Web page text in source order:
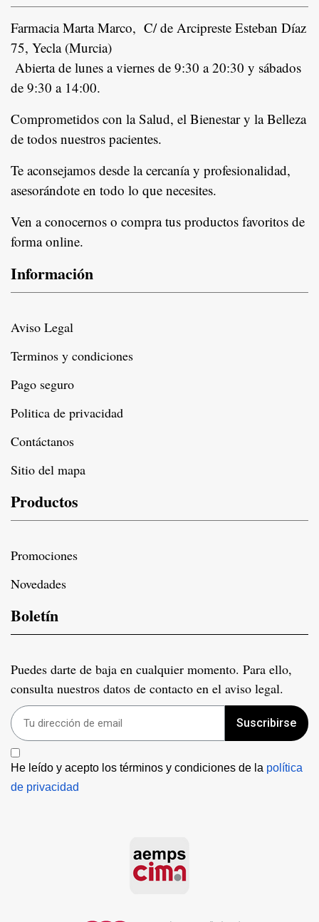
Farmacia Marta Marco, C/ de Arcipreste Esteban Díaz
75, Yecla (Murcia)
Abierta de lunes a viernes de 9:30 a 20:30 y sábados
de 9:30 a 14:00.
Comprometidos con la Salud, el Bienestar y la Belleza
de todos nuestros pacientes.
Te aconsejamos desde la cercanía y profesionalidad,
asesorándote en todo lo que necesites.
Ven a conocernos o compra tus productos favoritos de
forma online.
Información
Aviso Legal
Terminos y condiciones
Pago seguro
Politica de privacidad
Contáctanos
Sitio del mapa
Productos
Promociones
Novedades
Boletín
Puedes darte de baja en cualquier momento. Para ello,
consulta nuestros datos de contacto en el aviso legal.
Suscribirse
He leído y acepto los términos y condiciones de la política
de privacidad